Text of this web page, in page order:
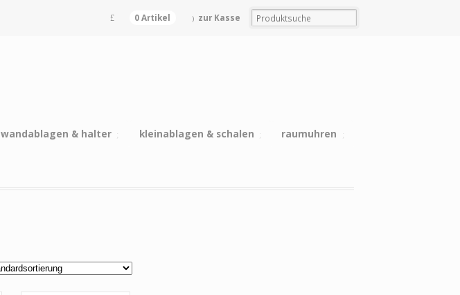
0 Artikel zur Kasse
wandablagen & halter kleinablagen & schalen raumuhren